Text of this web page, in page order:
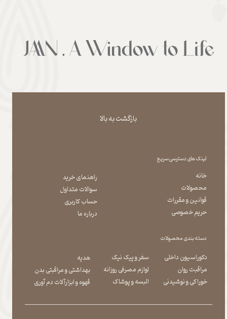
بازگشت به بالا
لینک های دسترسی سریع
دسته بندی محصولات
خانه
محصولات
قوانین و مقررات
حریم خصوصی
راهنمای خرید
سوالات متداول
حساب کاربری
درباره ما
دکوراسیون داخلی
مراقبت روان
​​​​​​​خوراکی و نوشیدنی
سفر و پیک نیک
لوازم مصرفی روزانه
​​​​​​​البسه و پوشاک
هدیه
بهداشتی و مراقبتی بدن
​​​​​​​قهوه و ابزارآلات دم آوری